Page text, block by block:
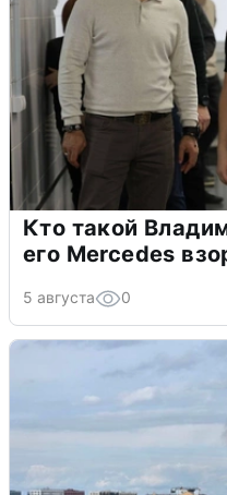
Кто такой
его Mercedes
5 августа 0